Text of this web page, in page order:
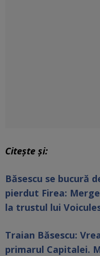
Citește și:
Băsescu se bucură
pierdut Firea:
la trustul lui
Traian Băsescu:
primarul Capitalei.